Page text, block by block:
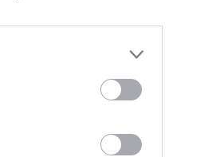
te ayuda a sincronizar archivos y
ahorrarte tiempo configurando y
artificiales sobre cuántos